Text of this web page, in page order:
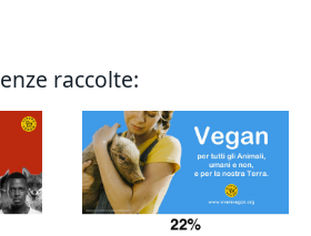
raccolte: